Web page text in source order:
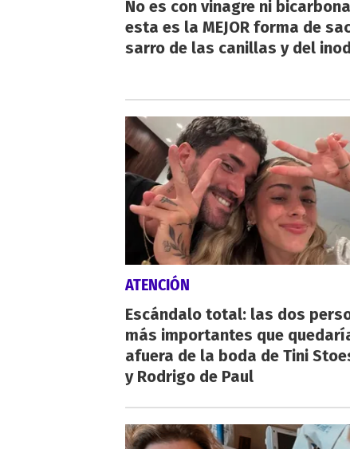
No es con vinagre ni
esta es la MEJOR forma de
sarro de las canillas y del
ATENCIÓN
Escándalo total: las dos
más importantes que
afuera de la boda de Tini
y Rodrigo de Paul